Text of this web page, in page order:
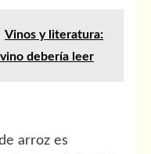
Vinos y literatura:
debería leer
arroz es